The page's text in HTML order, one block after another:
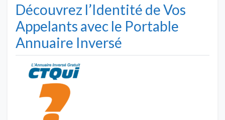
Découvrez l’Identité de Vos
Appelants avec le Portable
Annuaire Inversé